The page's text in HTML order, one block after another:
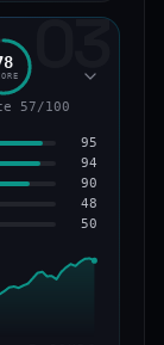
H
50/100
03
57/100
95
94
90
48
50